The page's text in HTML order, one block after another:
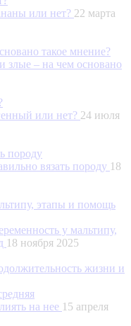
или нет? 22 марта
злые – на чем основано
или нет? 24 июля
вязать породу 18
у мальтипу,
18 ноября 2025
на нее 15 апреля